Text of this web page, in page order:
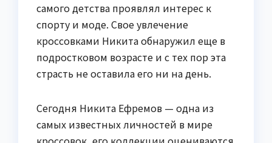
самого детства проявлял интерес к
спорту и моде. Свое увлечение
кроссовками Никита обнаружил еще в
подростковом возрасте и с тех пор эта
страсть не оставила его ни на день.
Сегодня Никита Ефремов — одна из
самых известных личностей в мире